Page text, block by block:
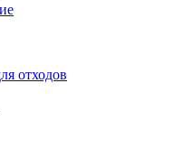
отходов